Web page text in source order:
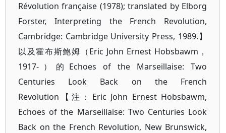
Révolution française (1978); translated by Elborg
Forster, Interpreting the French Revolution,
Cambridge: Cambridge University Press, 1989.】
以及霍布斯鲍姆（Eric John Ernest Hobsbawm，
1917-）的Echoes of the Marseillaise: Two
Centuries Look Back on the French
Revolution【注：Eric John Ernest Hobsbawm,
Echoes of the Marseillaise: Two Centuries Look
Back on the French Revolution, New Brunswick,